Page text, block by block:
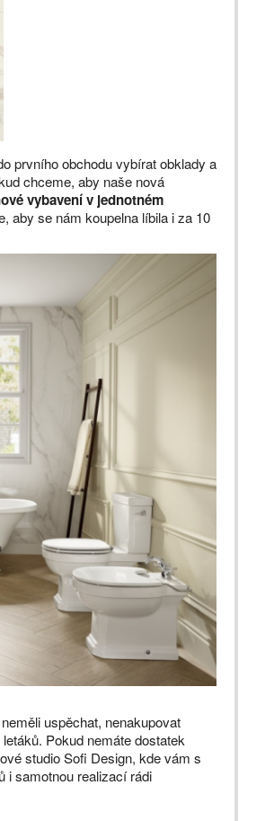
prvního obchodu vybírat obklady a
chceme, aby naše nová
vybavení v jednotném
aby se nám koupelna líbila i za 10
uspěchat, nenakupovat
Pokud nemáte dostatek
studio Sofi Design, kde vám s
i samotnou realizací rádi